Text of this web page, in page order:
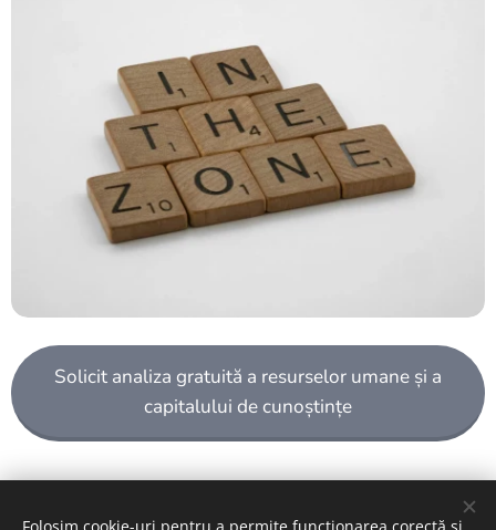
Solicit analiza gratuită a resurselor umane și a
capitalului de cunoștințe